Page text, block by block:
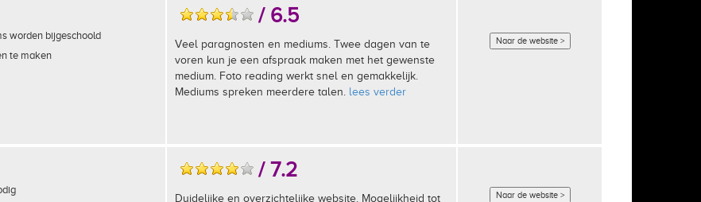
worden bijgeschoold
te maken
/ 6.5
Veel paragnosten en mediums. Twee dagen van te
voren kun je een afspraak maken met het gewenste
medium. Foto reading werkt snel en gemakkelijk.
Mediums spreken meerdere talen. lees verder
Naar de website >
/ 7.2
Duidelijke en overzichtelijke website. Mogelijkheid tot
Naar de website >